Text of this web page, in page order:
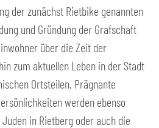
der zunächst Rietbike genannten
und Gründung der Grafschaft
über die Zeit der
zum aktuellen Leben in der Stadt
Ortsteilen. Prägnante
werden ebenso
in Rietberg oder auch die